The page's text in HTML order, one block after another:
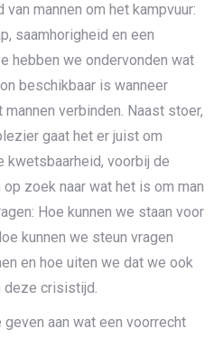
mannen om het kampvuur:
saamhorigheid en een
hebben we ondervonden wat
beschikbaar is wanneer
verbinden. Naast stoer,
gaat het er juist om
kwetsbaarheid, voorbij de
op zoek naar wat het is om man
Hoe kunnen we staan voor
kunnen we steun vragen
en hoe uiten we dat we ook
deze crisistijd.
aan wat een voorrecht